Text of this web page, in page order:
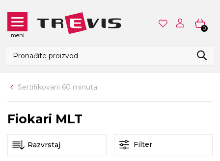
meni
0
Sertifikovani 60 minuta
Fiokari MLT
Filter